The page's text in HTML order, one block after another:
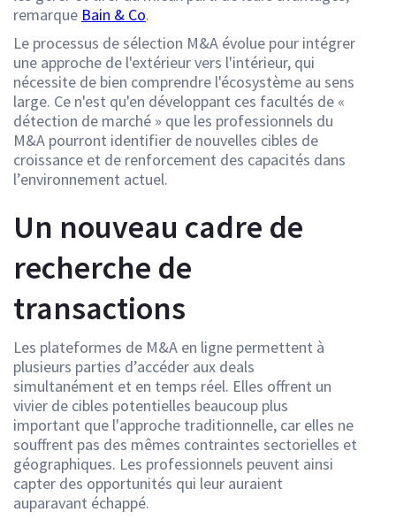
remarque Bain & Co.
Le processus de sélection M&A évolue pour intégrer
une approche de l'extérieur vers l'intérieur, qui
nécessite de bien comprendre l'écosystème au sens
large. Ce n'est qu'en développant ces facultés de «
détection de marché » que les professionnels du
M&A pourront identifier de nouvelles cibles de
croissance et de renforcement des capacités dans
l’environnement actuel.
Un nouveau cadre de
recherche de
transactions
Les plateformes de M&A en ligne permettent à
plusieurs parties d’accéder aux deals
simultanément et en temps réel. Elles offrent un
vivier de cibles potentielles beaucoup plus
important que l'approche traditionnelle, car elles ne
souffrent pas des mêmes contraintes sectorielles et
géographiques. Les professionnels peuvent ainsi
capter des opportunités qui leur auraient
auparavant échappé.